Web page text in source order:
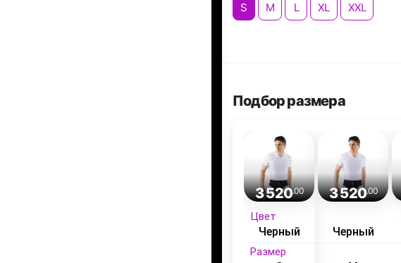
S M L XL XXL
Подбор размера
Цвет
Размер
3 520.00
Черный
3 520.00
Черный